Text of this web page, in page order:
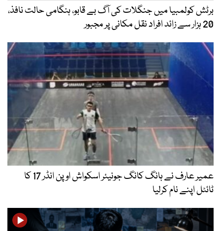
برٹش کولمبیا میں جنگلات کی آگ بے قابو، ہنگامی حالت نافذ،
20 ہزار سے زائد افراد نقل مکانی پر مجبور
عمیر عارف نے ہانگ کانگ جونیئر اسکواش اوپن انڈر 17 کا
ٹائٹل اپنے نام کرلیا